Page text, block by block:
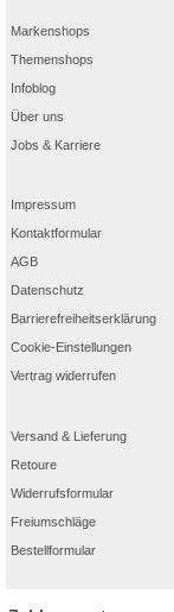
Markenshops
Themenshops
Infoblog
Über uns
Jobs & Karriere
Impressum
Kontaktformular
AGB
Datenschutz
Barrierefreiheitserklärung
Cookie-Einstellungen
Vertrag widerrufen
Versand & Lieferung
Retoure
Widerrufsformular
Freiumschläge
Bestellformular